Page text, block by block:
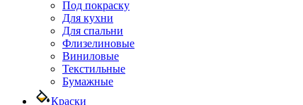
Под покраску
Для кухни
Для спальни
Флизелиновые
Виниловые
Текстильные
Бумажные
Краски